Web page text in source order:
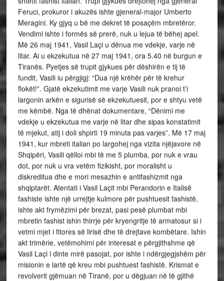
Feruci, prokuror i akuzës ishte gjeneral-major Umberto
Meragini. Ky gjyq u bë me dekret të posaçëm mbretëror.
Vendimi ishte i formës së prerë, nuk u lejua të bëhej apel.
Më 26 maj 1941, Vasil Laçi u dënua me vdekje, varje në
litar. Ai u ekzekutua në 27 maj 1941, ora 5.40 në burgun e
Tiranës. Pyetjes së trupit gjykues për dëshirën e tij të
fundit, Vasili iu përgjigj: “Dua një krëhër për të krehur
flokët!”. Gjatë ekzekutimit me varje Vasili nuk pranoi t’i
largonin arkën e sigurisë së ekzekutuesit, por e shtyu vetë
me këmbë. Nga të dhënat dokumentare, “Dënimi me
vdekje u ekzekutua me varje në litar dhe sipas konstatimit
të mjekut, atij i doli shpirti 19 minuta pas varjes”. Më 17 maj
1941, kur mbreti italian po largohej nga vizita njëjavore në
Shqipëri, Vasili qëlloi mbi të me 5 plumba, por nuk e vrau
dot, por nuk u vra vetëm fizikisht, por moralisht u
diskreditua dhe e mori mesazhin e antifashizmit nga
shqiptarët. Atentati i Vasil Laçit mbi Perandorin e Italisë
fashiste ishte një urrejtje kulmore për pushtuesit fashistë,
ishte akt frymëzimi për brezat, pasi pesë plumbat mbi
mbretin fashist ishin thirrje për kryengritje të armatosur si i
vetmi mjet i fitores së lirisë dhe të drejtave kombëtare. Ishin
akt trimërie, vetëmohimi për interesat e përgjithshme që
Vasil Laçi i dinte mirë pasojat, por ishte i ndërgjegjshëm për
misionin e lartë që kreu mbi pushtuest fashistë. Krismat e
revolverit gjëmuan në Tiranë, por u dëgjuan në të gjithë